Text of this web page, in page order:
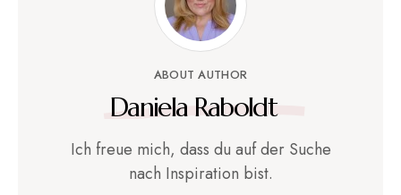
ABOUT AUTHOR
Daniela Raboldt
Ich freue mich, dass du auf der Suche
nach Inspiration bist.